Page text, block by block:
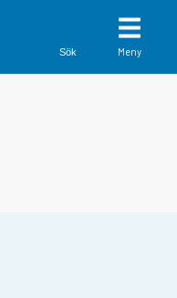
Sök Meny